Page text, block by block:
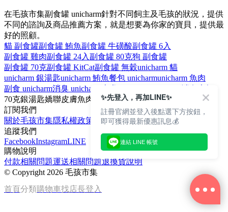
在毛孩市集副食罐 unicharm針對不同飼主及毛孩的狀況，提供
不同的諮詢及商品推薦方案，就是想要為你家的寶貝，提供最
好的照顧。
貓 副食罐副食罐 鮪魚副食罐 牛磺酸副食罐 6入
副食罐 雞肉副食罐 24入副食罐 80克狗 副食罐
副食罐 70克副食罐 KitCat副食罐 無穀unicharm 貓
unicharm 銀湯匙unicharm 鮪魚餐包 unicharmunicharm 魚肉
副食 unicharm消臭 unicharm
70克銀湯匙嬌聯皮膚魚肉
訂閱我們
關於毛孩市集隱私權政策
文章
追蹤我們
FacebookInstagramLINE
購物說明
付款相關問題運送相關問題退換貨說明
© Copyright 2026 毛孩市集
首頁分類購物車找店長登入
✨先登入，再加LINE✨
註冊官網並登入後點選下方按鈕，
即可獲得最新優惠訊息💰
連結 LINE 帳號